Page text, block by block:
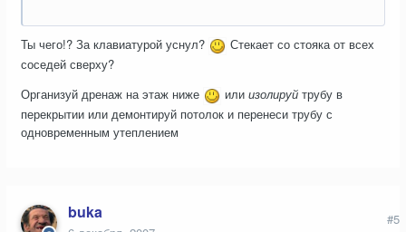
Ты чего!? За клавиатурой уснул?
Стекает со стояка от всех
соседей сверху?
Организуй дренаж на этаж ниже
или изолируй трубу в
перекрытии или демонтируй потолок и перенеси трубу с
одновременным утеплением
buka #5